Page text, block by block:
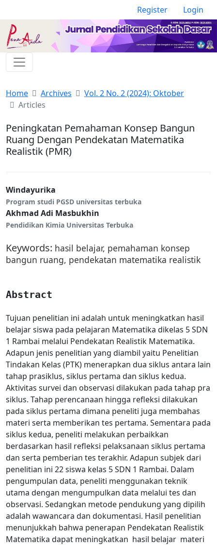
Register Login
Home Archives
Vol. 2 No. 2 (2024): Oktober
Articles
Peningkatan Pemahaman Konsep Bangun
Ruang Dengan Pendekatan Matematika
Realistik (PMR)
Windayurika
Program studi PGSD universitas terbuka
Akhmad Adi Masbukhin
Pendidikan Kimia Universitas Terbuka
Keywords: hasil belajar, pemahaman konsep
bangun ruang, pendekatan matematika realistik
Abstract
Tujuan penelitian ini adalah untuk meningkatkan hasil
belajar siswa pada pelajaran Matematika dikelas 5 SDN
1 Rambai melalui Pendekatan Realistik Matematika.
Adapun jenis penelitian yang diambil yaitu Penelitian
Tindakan Kelas (PTK) menerapkan dua siklus antara lain
tahap prasiklus, siklus pertama dan siklus kedua.
Aktivitas survei dan observasi dilakukan pada tahap pra
siklus. Tahap perencanaan hingga refleksi dilakukan
pada siklus pertama dimana peneliti juga membahas
materi serta memberikan tes pertama. Sementara pada
siklus kedua, peneliti melakukan perbaikkan
berdasarkan hasil refleksi pelaksanaan siklus pertama
dan serta pemberian tes terakhir. Adapun subjek dari
penelitian ini 22 siswa kelas 5 SDN 1 Rambai. Dalam
pengumpulan data, peneliti menggunakan teknik
utama dengan mengumpulkan data melalui tes dan
observasi. Sedangkan metode pendukung yang dipilih
adalah wawancara dan dokumentasi. Hasil penelitian
menunjukkah bahwa penerapan Pendekatan Realistik
Matematika dapat meningkatkan hasil belajar materi